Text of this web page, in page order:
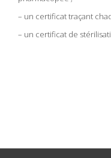
– un certificat traçant
– un certificat de